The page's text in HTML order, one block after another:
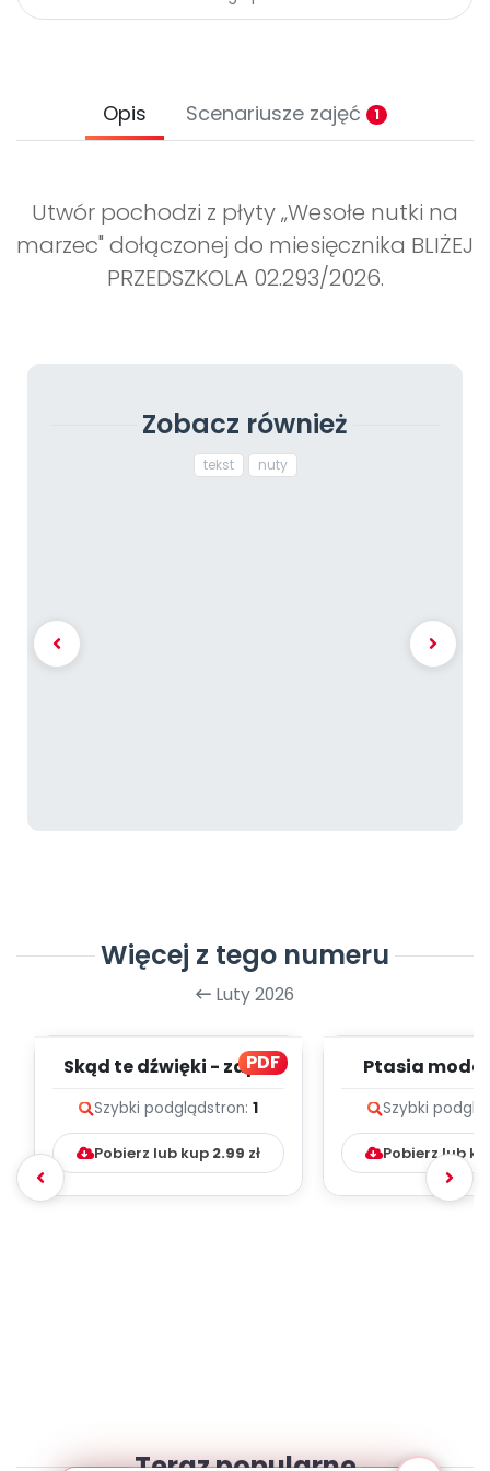
Archiwalne numery
Opis Scenariusze zajęć 1
Utwór pochodzi z płyty „Wesołe nutki na
marzec" dołączonej do miesięcznika BLIŻEJ
PRZEDSZKOLA 02.293/2026.
Zobacz również
tekst nuty
Więcej z tego numeru
Luty 2026
PDF
Skąd te dźwięki - zapis
Szybki podglądstron: 1
Pobierz lub kup 2.99 zł
Ptasia moda
Szybki
Pobierz lub